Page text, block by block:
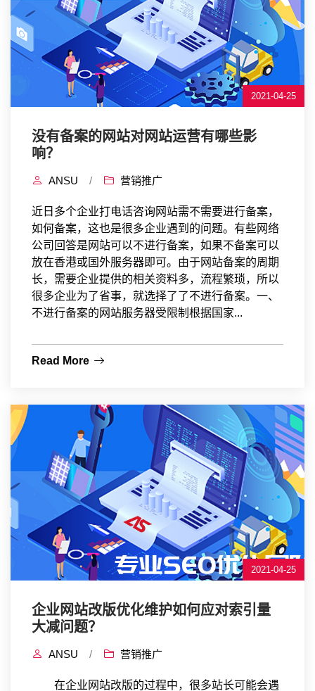
2021-04-25
没有备案的网站对网站运营有哪些影
响？
ANSU / 营销推广
近日多个企业打电话咨询网站需不需要进行备案，
如何备案，这也是很多企业遇到的问题。有些网络
公司回答是网站可以不进行备案，如果不备案可以
放在香港或国外服务器即可。由于网站备案的周期
长，需要企业提供的相关资料多，流程繁琐，所以
很多企业为了省事，就选择了了不进行备案。一、
不进行备案的网站服务器受限制根据国家...
Read More
2021-04-25
企业网站改版优化维护如何应对索引量
大减问题？
ANSU / 营销推广
在企业网站改版的过程中，很多站长可能会遇